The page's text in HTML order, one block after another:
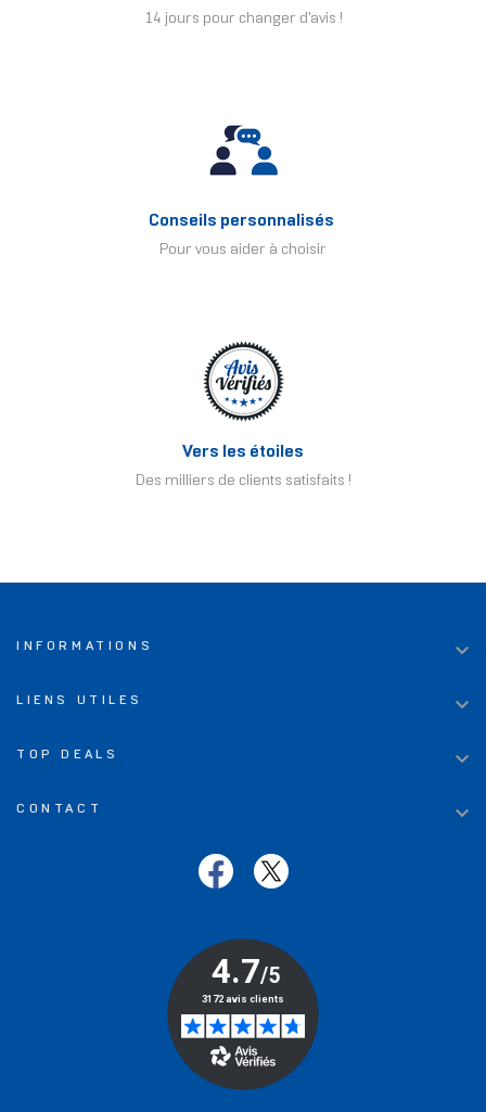
14 jours pour changer d'avis !
Conseils personnalisés
Pour vous aider à choisir
Vers les étoiles
Des milliers de clients satisfaits !
INFORMATIONS 
LIENS UTILES 
TOP DEALS 
CONTACT 